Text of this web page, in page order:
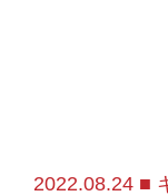
2022.08.24 ■